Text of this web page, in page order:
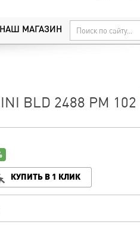
НАШ МАГАЗИН
BLD 2488 PM 102
КУПИТЬ В 1 КЛИК